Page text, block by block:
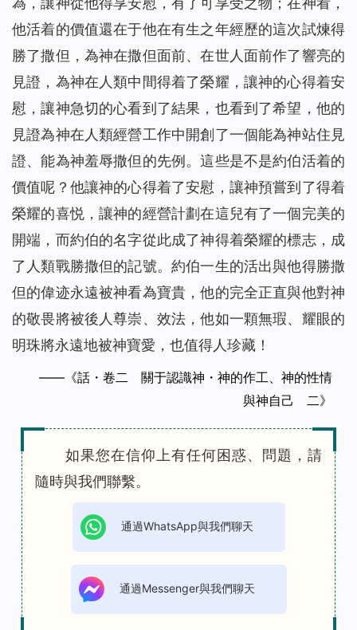
他活着的價值還在于他在有生之年經歷的這次試煉得
勝了撒但，為神在撒但面前、在世人面前作了響亮的
見證，為神在人類中間得着了榮耀，讓神的心得着安
慰，讓神急切的心看到了結果，也看到了希望，他的
見證為神在人類經營工作中開創了一個能為神站住見
證、能為神羞辱撒但的先例。這些是不是約伯活着的
價值呢？他讓神的心得着了安慰，讓神預嘗到了得着
榮耀的喜悦，讓神的經營計劃在這兒有了一個完美的
開端，而約伯的名字從此成了神得着榮耀的標志，成
了人類戰勝撒但的記號。約伯一生的活出與他得勝撒
但的偉迹永遠被神看為寶貴，他的完全正直與他對神
的敬畏將被後人尊崇、效法，他如一顆無瑕、耀眼的
明珠將永遠地被神寶愛，也值得人珍藏！
——《話・卷二 關于認識神・神的作工、神的性情
與神自己 二》
如果您在信仰上有任何困惑、問題，請
隨時與我們聯繫。
通過WhatsApp與我們聊天
通過Messenger與我們聊天